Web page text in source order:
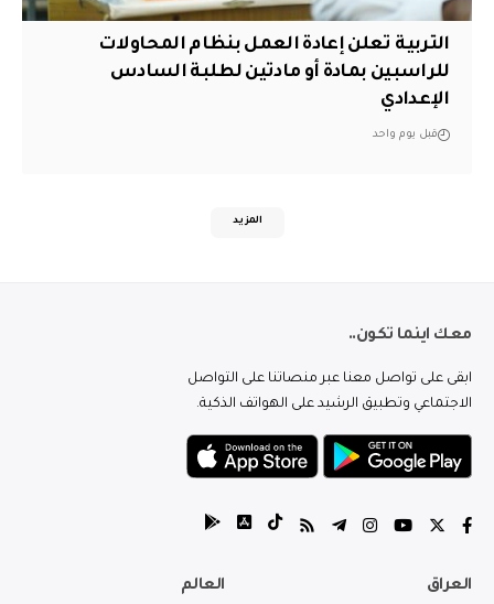
التربية تعلن إعادة العمل بنظام المحاولات
للراسبين بمادة أو مادتين لطلبة السادس
الإعدادي
قبل يوم واحد
المزيد
معك اينما تكون..
ابقى على تواصل معنا عبر منصاتنا على التواصل
الاجتماعي وتطبيق الرشيد على الهواتف الذكية.
العراق العالم